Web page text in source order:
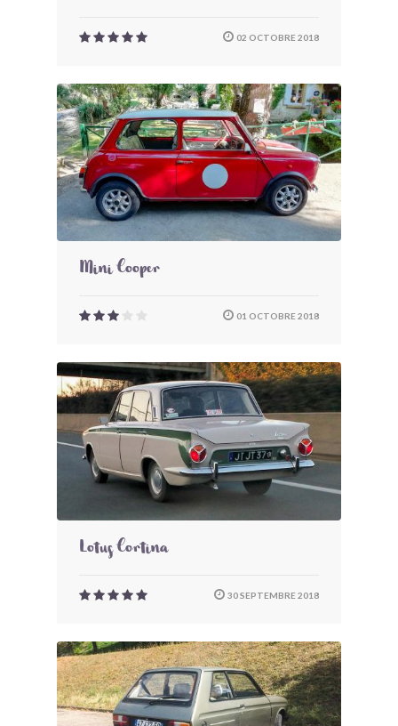
02 OCTOBRE 2018
Mini Cooper
01 OCTOBRE 2018
Lotus Cortina
30 SEPTEMBRE 2018